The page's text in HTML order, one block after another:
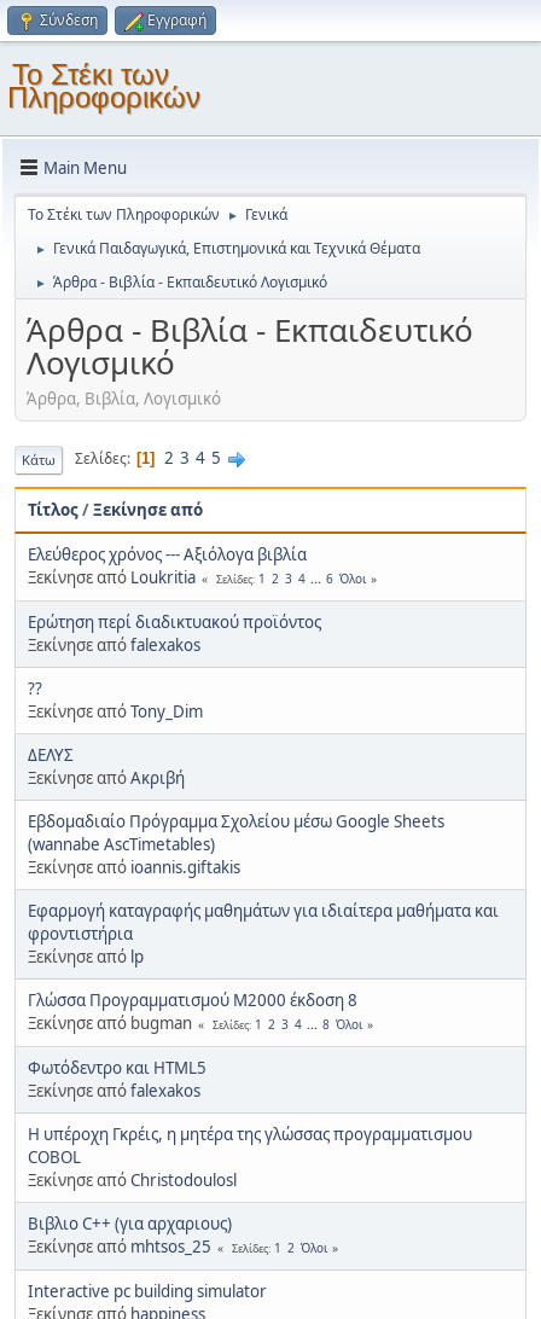
Σύνδεση Εγγραφή
Το Στέκι των
Πληροφορικών
Main Menu
Το Στέκι των Πληροφορικών ► Γενικά
► Γενικά Παιδαγωγικά, Επιστημονικά και Τεχνικά Θέματα
► Άρθρα - Βιβλία - Εκπαιδευτικό Λογισμικό
Άρθρα - Βιβλία - Εκπαιδευτικό
Λογισμικό
Άρθρα, Βιβλία, Λογισμικό
Κάτω Σελίδες 1 2 3 4 5
Τίτλος/Ξεκίνησε από
Ελεύθερος χρόνος --- Αξιόλογα βιβλία
Ξεκίνησε από Loukritia Σελίδες 1 2 3 4 ... 6 Όλοι
Ερώτηση περί διαδικτυακού προϊόντος
Ξεκίνησε απόfalexakos
??
Ξεκίνησε απόTony_Dim
ΔΕΛΥΣ
Ξεκίνησε απόΑκριβή
Εβδομαδιαίο Πρόγραμμα Σχολείου μέσω Google Sheets
(wannabe AscTimetables)
Ξεκίνησε από ioannis.giftakis
Εφαρμογή καταγραφής μαθημάτων για ιδιαίτερα μαθήματα και
φροντιστήρια
Ξεκίνησε από lp
Γλώσσα Προγραμματισμού Μ2000 έκδοση 8
Ξεκίνησε από bugman
Σελίδες 1 2 3 4 ... 8 Όλοι
Φωτόδεντρο και HTML5
Ξεκίνησε απόfalexakos
Η υπέροχη Γκρέις, η μητέρα της γλώσσας προγραμματισμου
COBOL
Ξεκίνησε απόChristodoulosl
Βιβλιο C++ (για αρχαριους)
Ξεκίνησε από mhtsos_25 Σελίδες 1 2 Όλοι
Interactive pc building simulator
Ξεκίνησε από happiness